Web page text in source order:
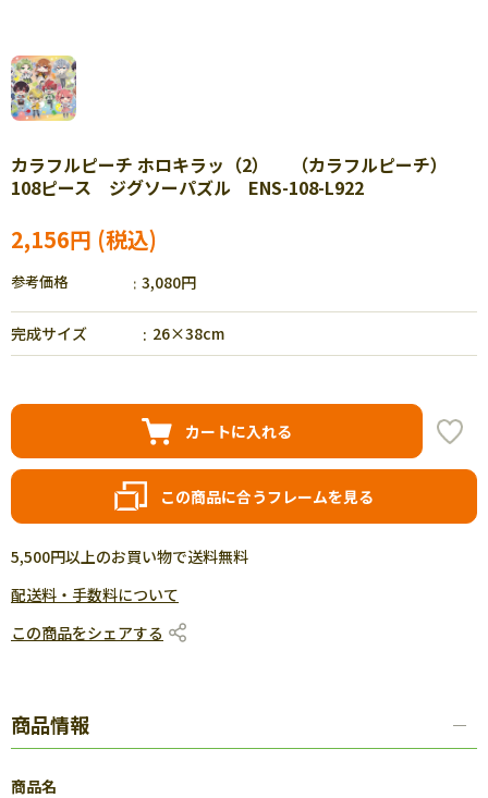
カラフルピーチ ホロキラッ（2） （カラフルピーチ）
108ピース ジグソーパズル ENS-108-L922
2,156円
参考価格 3,080円
完成サイズ 26×38cm
カートに入れる
この商品に合うフレームを見る
5,500円以上のお買い物で送料無料
配送料・手数料について
この商品をシェアする
商品情報
商品名